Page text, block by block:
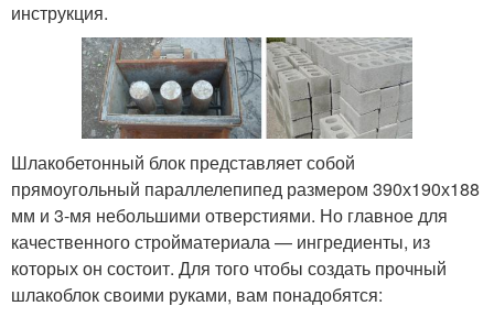
инструкция.
Шлакобетонный блок представляет собой
прямоугольный параллелепипед размером 390х190х188
мм и 3-мя небольшими отверстиями. Но главное для
качественного стройматериала — ингредиенты, из
которых он состоит. Для того чтобы создать прочный
шлакоблок своими руками, вам понадобятся: